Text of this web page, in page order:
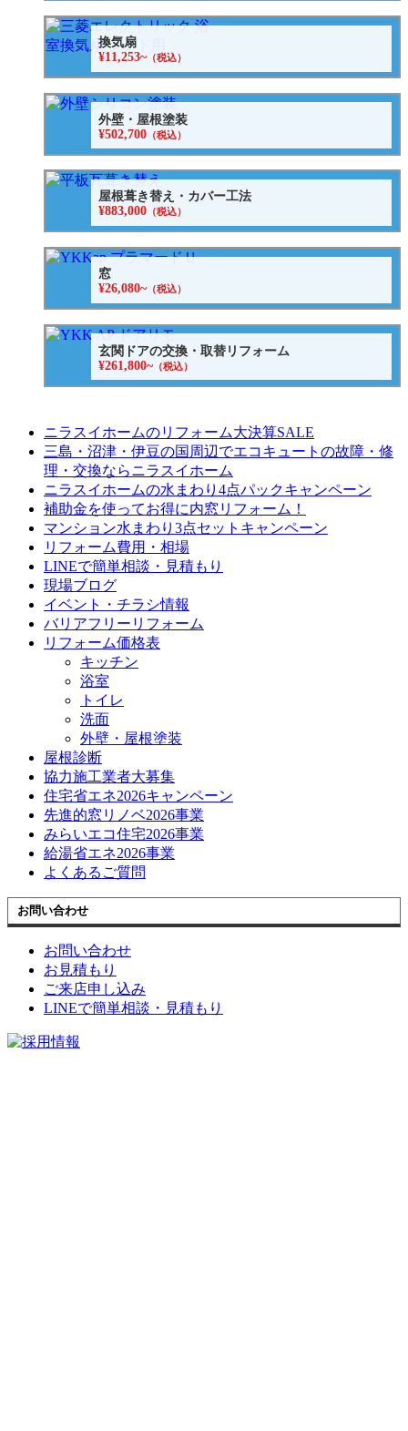
換気扇
¥11,253~（税込）
外壁・屋根塗装
¥502,700 （税込）
屋根葺き替え・カバー工法
¥883,000 （税込）
窓
¥26,080~（税込）
玄関ドアの交換・取替リフォーム
¥261,800~（税込）
ニラスイホームのリフォーム大決算SALE
三島・沼津・伊豆の国周辺でエコキュートの故障・修
理・交換ならニラスイホーム
ニラスイホームの水まわり4点パックキャンペーン
補助金を使ってお得に内窓リフォーム！
マンション水まわり3点セットキャンペーン
リフォーム費用・相場
LINEで簡単相談・見積もり
現場ブログ
イベント・チラシ情報
バリアフリーリフォーム
リフォーム価格表
キッチン
浴室
トイレ
洗面
外壁・屋根塗装
屋根診断
協力施工業者大募集
住宅省エネ2026キャンペーン
先進的窓リノベ2026事業
みらいエコ住宅2026事業
給湯省エネ2026事業
よくあるご質問
お問い合わせ
お問い合わせ
お見積もり
ご来店申し込み
LINEで簡単相談・見積もり